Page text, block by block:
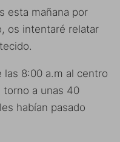
esta mañana por
os intentaré relatar
las 8:00 a.m al centro
torno a unas 40
habían pasado